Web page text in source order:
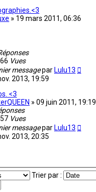
» 19 mars 2011, 06:36
Vues
messagepar Lulu13
2013, 19:59
<3
» 09 juin 2011, 19:19
Vues
messagepar Lulu13
2013, 20:35
Trier par :